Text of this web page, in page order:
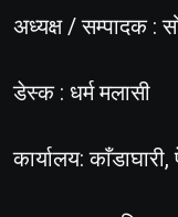
अध्यक्ष / सम्पादक :
डेस्क : धर्म मलासी
कार्यालय: